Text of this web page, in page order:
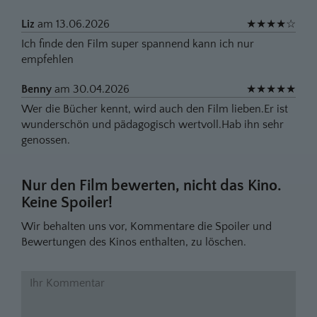
Liz am 13.06.2026 ★★★★☆
Ich finde den Film super spannend kann ich nur
empfehlen
Benny am 30.04.2026 ★★★★★
Wer die Bücher kennt, wird auch den Film lieben.Er ist
wunderschön und pädagogisch wertvoll.Hab ihn sehr
genossen.
Nur den Film bewerten, nicht das Kino.
Keine Spoiler!
Wir behalten uns vor, Kommentare die Spoiler und
Bewertungen des Kinos enthalten, zu löschen.